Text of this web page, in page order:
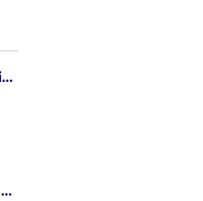
Senior Program Manager, Playtesting Programs
Development Director - EA Sports FC